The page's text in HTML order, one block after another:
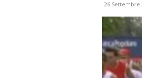
26 Settembre